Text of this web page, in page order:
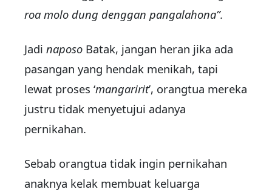
roa molo dung denggan pangalahona”.
Jadi naposo Batak, jangan heran jika ada
pasangan yang hendak menikah, tapi
lewat proses ‘mangaririt’, orangtua mereka
justru tidak menyetujui adanya
pernikahan.
Sebab orangtua tidak ingin pernikahan
anaknya kelak membuat keluarga